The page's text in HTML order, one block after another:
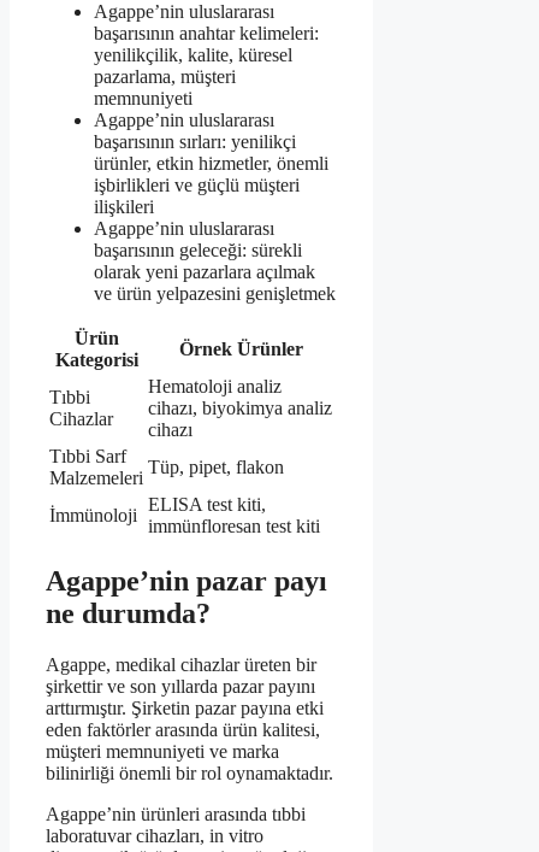
Agappe’nin uluslararası
başarısının anahtar kelimeleri:
yenilikçilik, kalite, küresel
pazarlama, müşteri
memnuniyeti
Agappe’nin uluslararası
başarısının sırları: yenilikçi
ürünler, etkin hizmetler, önemli
işbirlikleri ve güçlü müşteri
ilişkileri
Agappe’nin uluslararası
başarısının geleceği: sürekli
olarak yeni pazarlara açılmak
ve ürün yelpazesini genişletmek
Ürün
Kategorisi
Örnek Ürünler
Tıbbi
Cihazlar
Hematoloji analiz
cihazı, biyokimya analiz
cihazı
Tıbbi Sarf
Malzemeleri
Tüp, pipet, flakon
İmmünoloji
ELISA test kiti,
immünfloresan test kiti
Agappe’nin pazar payı
ne durumda?
Agappe, medikal cihazlar üreten bir
şirkettir ve son yıllarda pazar payını
arttırmıştır. Şirketin pazar payına etki
eden faktörler arasında ürün kalitesi,
müşteri memnuniyeti ve marka
bilinirliği önemli bir rol oynamaktadır.
Agappe’nin ürünleri arasında tıbbi
laboratuvar cihazları, in vitro